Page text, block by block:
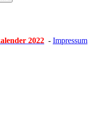
2022 - Impressum